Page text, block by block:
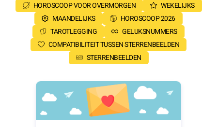
HOROSCOOP VOOR OVERMORGEN
WEKELIJKS
MAANDELIJKS
HOROSCOOP 2026
TAROTLEGGING
GELUKSNUMMERS
COMPATIBILITEIT TUSSEN STERRENBEELDEN
STERRENBEELDEN